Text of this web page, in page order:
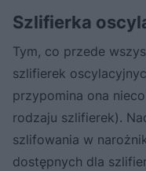
Szlifierka
Tym, co przede
szlifierek
przypomina ona
rodzaju szlifierek).
szlifowania w
dostępnych dla